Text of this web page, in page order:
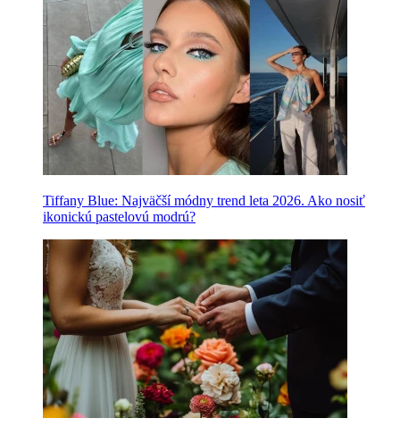
Tiffany Blue: Najväčší módny trend leta 2026. Ako nosiť
ikonickú pastelovú modrú?